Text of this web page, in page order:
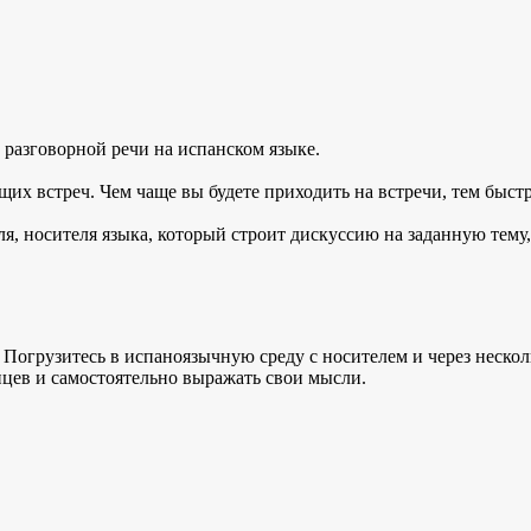
речи на испанском языке.
встреч. Чем чаще вы будете приходить на встречи, тем
носителя языка, который строит дискуссию на заданную
в испаноязычную среду с носителем и через
и самостоятельно выражать свои мысли.